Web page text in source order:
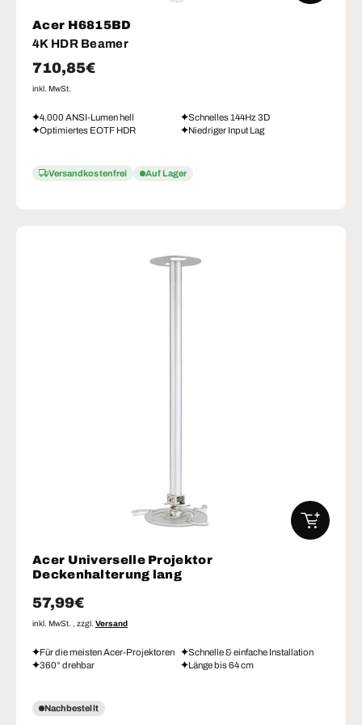
Acer H6815BD
4K HDR Beamer
Normaler Preis
710,85€
inkl. MwSt.
4.000 ANSI-Lumen hell
Schnelles 144Hz 3D
Optimiertes EOTF HDR
Niedriger Input Lag
Versandkostenfrei Auf Lager
Acer Universelle Projektor
Deckenhalterung lang
Normaler Preis
57,99€
inkl. MwSt. , zzgl. Versand
Für die meisten Acer-Projektoren
Schnelle & einfache Installation
360° drehbar
Länge bis 64 cm
Nachbestellt
IN DEN